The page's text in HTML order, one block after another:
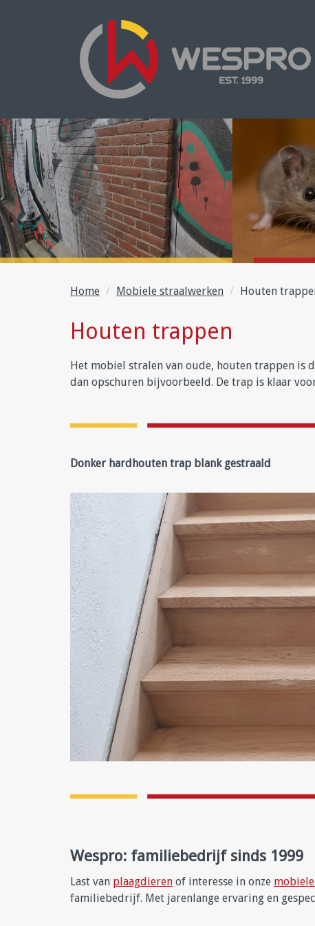
Home Mobiele straalwerken Houten
Houten trappen
Het mobiel stralen van oude, houten trappen is
dan opschuren bijvoorbeeld. De trap is klaar
Donker hardhouten trap blank gestraald
Wespro: familiebedrijf sinds 1999
Last van plaagdieren of interesse in onze
familiebedrijf. Met jarenlange ervaring en